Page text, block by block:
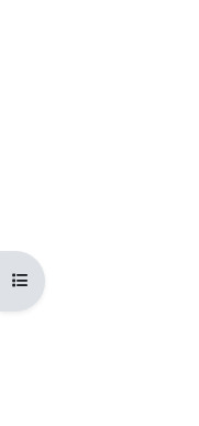
Open course index